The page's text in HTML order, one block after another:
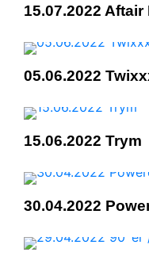
15.07.2022
05.06.2022
15.06.2022 Trym
30.04.2022